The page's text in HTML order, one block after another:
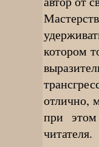
котором
отлично,
при этом
читателя.